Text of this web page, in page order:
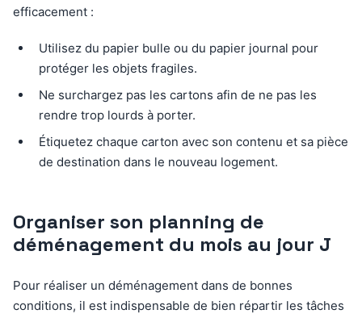
efficacement :
Utilisez du papier bulle ou du papier journal pour
protéger les objets fragiles.
Ne surchargez pas les cartons afin de ne pas les
rendre trop lourds à porter.
Étiquetez chaque carton avec son contenu et sa pièce
de destination dans le nouveau logement.
Organiser son planning de
déménagement du mois au jour J
Pour réaliser un déménagement dans de bonnes
conditions, il est indispensable de bien répartir les tâches